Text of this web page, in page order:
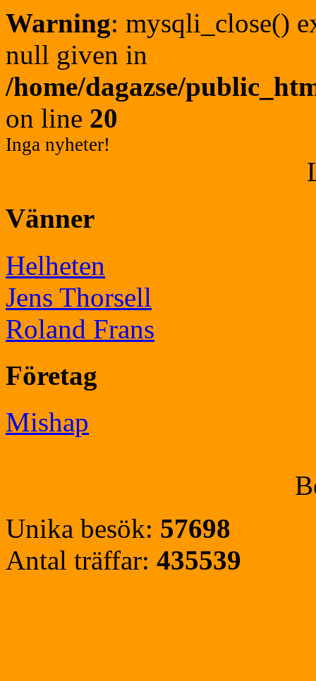
Warning: mysqli_close()
null given in
/home/dagazse/
on line 20
Inga nyheter!
Vänner
Helheten
Jens Thorsell
Roland Frans
Företag
Mishap
Unika besök: 57698
Antal träffar: 435539